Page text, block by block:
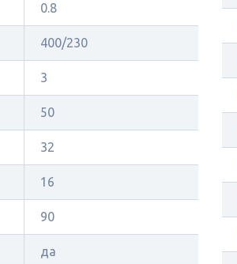
0.8
400/230
3
50
32
16
90
да